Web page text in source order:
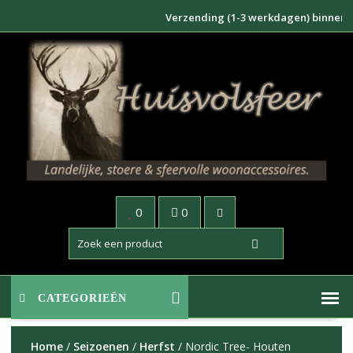
inhoud
Verzending (1-3 werkdagen) binnen NL
0 0
CATEGORIEËN
Home/ Seizoenen / Herfst / Nordic Tree- Houten